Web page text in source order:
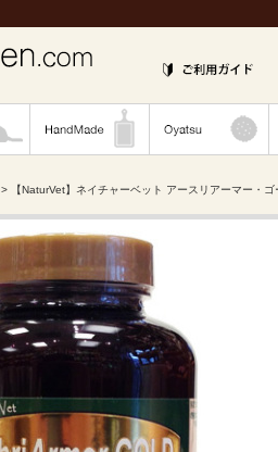
> 【NaturVet】ネイチャーベット アースリアーマー・